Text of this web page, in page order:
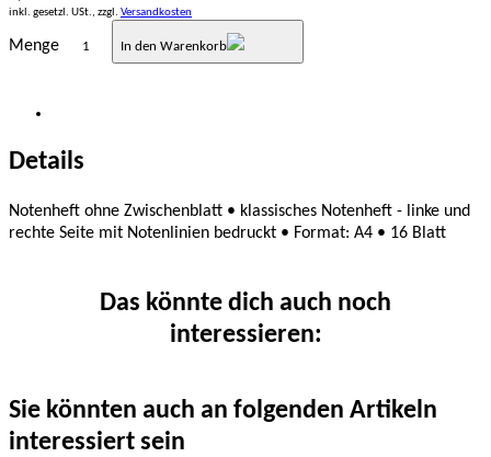
inkl. gesetzl. USt., zzgl. Versandkosten
Menge In den Warenkorb
Details
Notenheft ohne Zwischenblatt • klassisches Notenheft - linke und
rechte Seite mit Notenlinien bedruckt • Format: A4 • 16 Blatt
Das könnte dich auch noch
interessieren:
Sie könnten auch an folgenden Artikeln
interessiert sein